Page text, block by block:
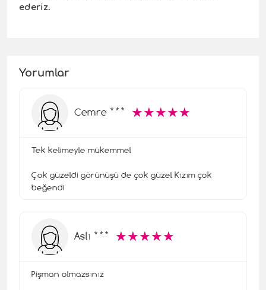
ederiz.
Yorumlar
Cemre *** ☆☆☆☆☆
★★★★★
Tek kelimeyle mükemmel
Çok güzeldi görünüşü de çok güzel Kızım çok
beğendi
Aslı *** ☆☆☆☆☆
★★★★★
Pişman olmazsınız